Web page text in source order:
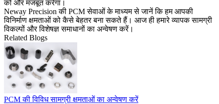
को और मजबूत करेगा।
Neway Precision की PCM सेवाओंके माध्यम से जानें कि हम आपकी
विनिर्माण क्षमताओं को कैसे बेहतर बना सकते हैं। आज ही हमारे व्यापक सामग्री
विकल्पों और विशेषज्ञ समाधानों का अन्वेषण करें।
Related Blogs
PCM की विविध सामग्री क्षमताओं का अन्वेषण करें